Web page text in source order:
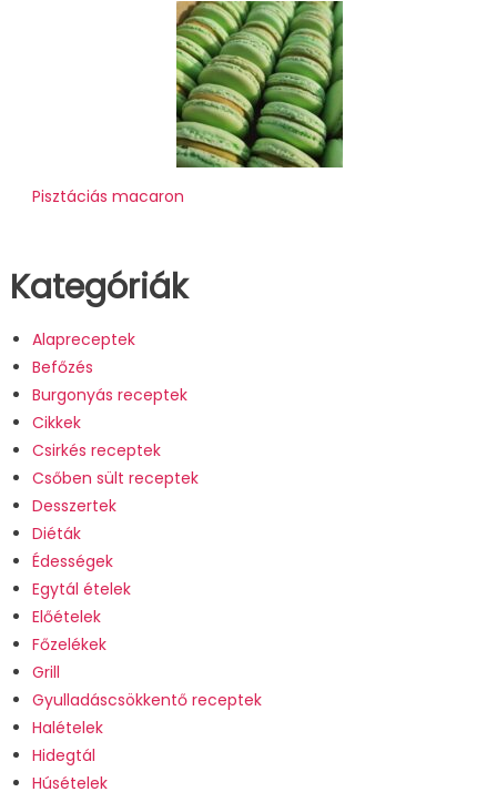
Pisztáciás macaron
Kategóriák
Alapreceptek
Befőzés
Burgonyás receptek
Cikkek
Csirkés receptek
Csőben sült receptek
Desszertek
Diéták
Édességek
Egytál ételek
Előételek
Főzelékek
Grill
Gyulladáscsökkentő receptek
Halételek
Hidegtál
Húsételek